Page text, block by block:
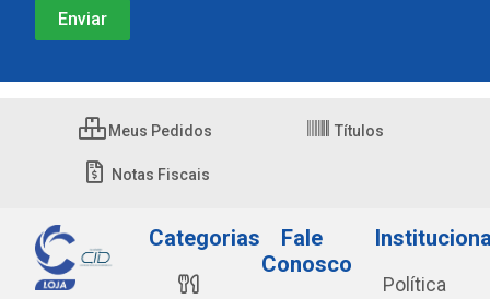
Meus Pedidos Títulos
Notas Fiscais
Categorias
Fale
Conosco
Política